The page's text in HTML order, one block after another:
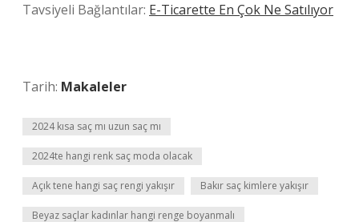
Tavsiyeli Bağlantılar: E-Ticarette En Çok Ne Satılıyor
Tarih: Makaleler
2024 kısa saç mı uzun saç mı
2024te hangi renk saç moda olacak
Açık tene hangi saç rengi yakışır Bakır saç kimlere yakışır
Beyaz saçlar kadınlar hangi renge boyanmalı